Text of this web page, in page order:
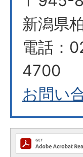
新潟県
電話：
4700
お問い